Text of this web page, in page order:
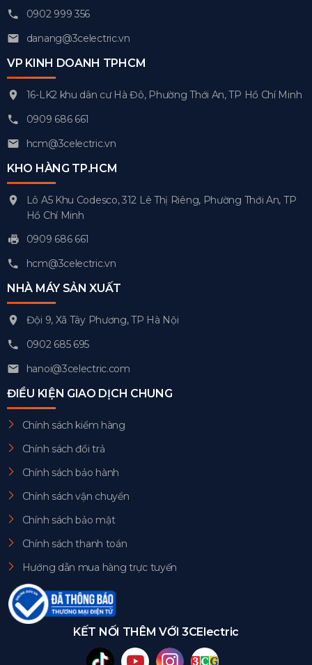
0902 999 356
danang@3celectric.vn
VP KINH DOANH TPHCM
16-LK2 khu dân cư Hà Đô, Phường Thới An, TP Hồ Chí Minh
0909 686 661
hcm@3celectric.vn
KHO HÀNG TP.HCM
Lô A5 Khu Codesco, 312 Lê Thị Riêng, Phường Thới An, TP
Hồ Chí Minh
0909 686 661
hcm@3celectric.vn
NHÀ MÁY SẢN XUẤT
Đội 9, Xã Tây Phương, TP Hà Nội
0902 685 695
hanoi@3celectric.com
ĐIỀU KIỆN GIAO DỊCH CHUNG
Chính sách kiểm hàng
Chính sách đổi trả
Chính sách bảo hành
Chính sách vận chuyển
Chính sách bảo mật
Chính sách thanh toán
Hướng dẫn mua hàng trực tuyến
KẾT NỐI THÊM VỚI 3CElectric